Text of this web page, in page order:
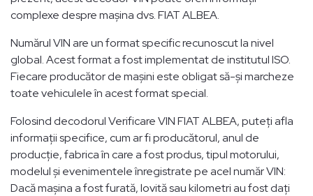
complexe despre mașina dvs. FIAT ALBEA.
Numărul VIN are un format specific recunoscut la nivel
global. Acest format a fost implementat de institutul ISO.
Fiecare producător de mașini este obligat să-și marcheze
toate vehiculele în acest format special.
Folosind decodorul Verificare VIN FIAT ALBEA, puteți afla
informații specifice, cum ar fi producătorul, anul de
producție, fabrica în care a fost produs, tipul motorului,
modelul și evenimentele înregistrate pe acel număr VIN:
Dacă mașina a fost furată, lovită sau kilometri au fost dați